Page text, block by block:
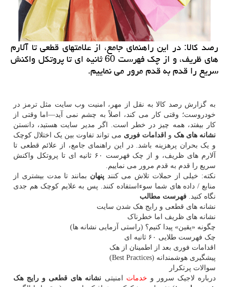
رصد کالا: در این راهنمای جامع، از علامتهای قطعی تا آلارم
های ظریف، و از چک فهرست 60 ثانیه ای تا پروتکل واکنش
سریع را قدم به قدم مرور می نماییم.
به گزارش رصد کالا به نقل از مهر، امنیت وب سایت مثل ترمز در
خودروست؛ وقتی کار می کند، اصلاً به چشم نمی آید—اما وقتی از
کار بیفتد، همه چیز در خطر است. اگر مدیر سایت هستید، دانستن
نشانه های هک و اقدامات فوری می تواند تفاوت بین یک اختلال کوچک
و یک بحران پرهزینه باشد. در این راهنمای جامع، از علائم قطعی تا
آلارم های ظریف، و از چک فهرست ۶۰ ثانیه ای تا پروتکل واکنش
سریع را قدم به قدم مرور می نماییم.
نکته: خیلی از حملات تلاش می کنند پنهان بمانند تا مدت بیشتری از
منابع / داده های شما سوءاستفاده کنند. پس به علایم کوچک هم جدی
نگاه کنید. فهرست مطالب
نشانه های قطعی و رایج هک شدن سایت
نشانه های ظریف اما خطرناک
چگونه «یقین» پیدا کنیم؟ (راستی آزمایی نشانه ها)
چک فهرست طلایی ۶۰ ثانیه ای
اقدامات فوری بعد از اطمینان از هک
پیشگیری هوشمندانه (Best Practices)
سوالات پرتکرار
درباره لاجیک سرور و خدمات امنیتی نشانه های قطعی و رایج هک